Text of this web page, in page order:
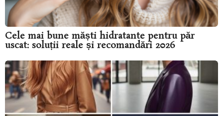
Cele mai bune măști hidratante pentru păr
uscat: soluții reale și recomandări 2026